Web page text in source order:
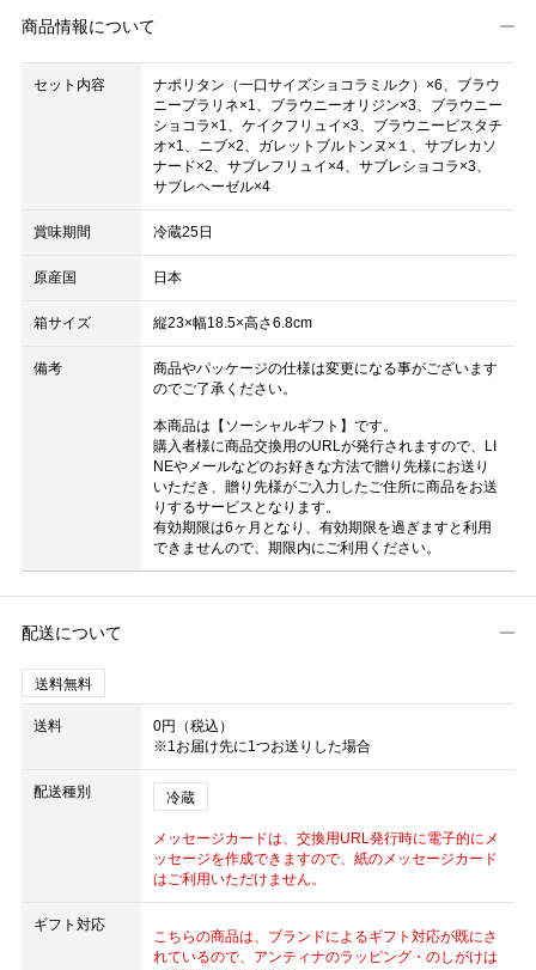
商品情報について
セット内容
ナポリタン（一口サイズショコラミルク）×6、ブラウ
ニープラリネ×1、ブラウニーオリジン×3、ブラウニー
ショコラ×1、ケイクフリュイ×3、ブラウニーピスタチ
オ×1、ニブ×2、ガレットブルトンヌ×１、サブレカソ
ナード×2、サブレフリュイ×4、サブレショコラ×3、
サブレヘーゼル×4
賞味期間 冷蔵25日
原産国 日本
箱サイズ 縦23×幅18.5×高さ6.8cm
備考
商品やパッケージの仕様は変更になる事がございます
のでご了承ください。
本商品は【ソーシャルギフト】です。
購入者様に商品交換用のURLが発行されますので、LI
NEやメールなどのお好きな方法で贈り先様にお送り
いただき、贈り先様がご入力したご住所に商品をお送
りするサービスとなります。
有効期限は6ヶ月となり、有効期限を過ぎますと利用
できませんので、期限内にご利用ください。
配送について
送料無料
送料
0円（税込）
※1お届け先に1つお送りした場合
配送種別 冷蔵
メッセージカードは、交換用URL発行時に電子的にメ
ッセージを作成できますので、紙のメッセージカード
はご利用いただけません。
ギフト対応
こちらの商品は、ブランドによるギフト対応が既にさ
れているので、アンティナのラッピング・のしがけは